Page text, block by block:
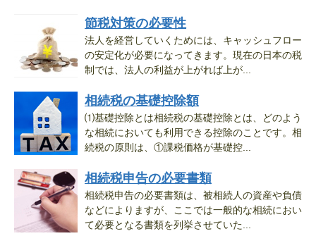
節税対策の必要性
法人を経営していくためには、キャッシュフロー
の安定化が必要になってきます。現在の日本の税
制では、法人の利益が上がれば上が...
相続税の基礎控除額
⑴基礎控除とは相続税の基礎控除とは、どのよう
な相続においても利用できる控除のことです。相
続税の原則は、①課税価格が基礎控...
相続税申告の必要書類
相続税申告の必要書類は、被相続人の資産や負債
などによりますが、ここでは一般的な相続におい
て必要となる書類を列挙させていた...